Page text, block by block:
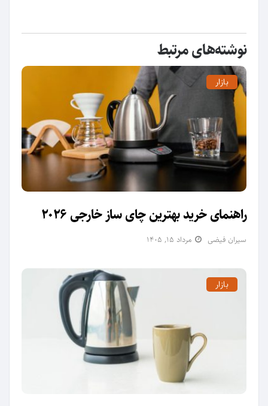
نوشته‌های مرتبط
بازار
راهنمای خرید بهترین چای ساز خارجی 2026
سیران فیضی مرداد ۱۵, ۱۴۰۵
بازار